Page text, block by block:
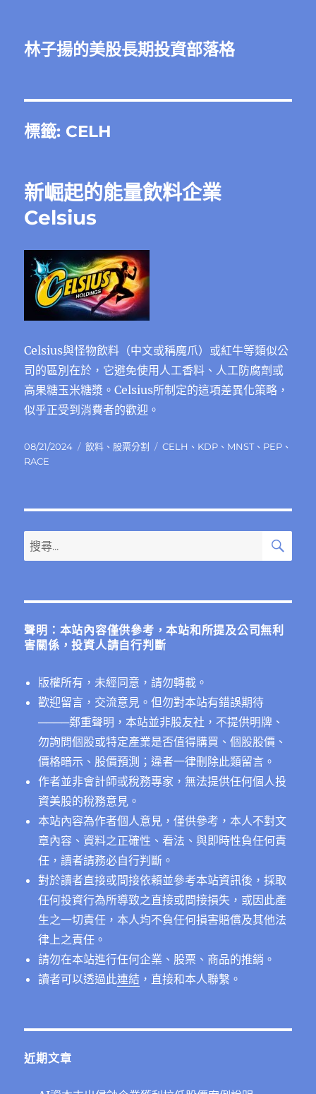
林子揚的美股長期投資部落格
標籤: CELH
新崛起的能量飲料企業
Celsius
Celsius與怪物飲料（中文或稱魔爪）或紅牛等類似公
司的區別在於，它避免使用人工香料、人工防腐劑或
高果糖玉米糖漿。Celsius所制定的這項差異​​化策略，
似乎正受到消費者的歡迎。
發
佈
08/21/2024
分
飲料 、 股票分割
標
CELH 、 KDP 、 MNST、 PEP 、
RACE
搜
尋
鍵
搜
聲明：本站內容僅供參考，本站和所提及公司無利
害關係，投資人請自行判斷
版權所有，未經同意，請勿轉載。
歡迎留言，交流意見。但勿對本站有錯誤期待
────鄭重聲明，本站並非股友社，不提供明牌、
勿詢問個股或特定產業是否值得購買、個股股價、
價格暗示、股價預測；違者一律刪除此類留言。
作者並非會計師或稅務專家，無法提供任何個人投
資美股的稅務意見。
本站內容為作者個人意見，僅供參考，本人不對文
章內容、資料之正確性、看法、與即時性負任何責
任，讀者請務必自行判斷。
對於讀者直接或間接依賴並參考本站資訊後，採取
任何投資行為所導致之直接或間接損失，或因此產
生之一切責任，本人均不負任何損害賠償及其他法
律上之責任。
請勿在本站進行任何企業、股票、商品的推銷。
讀者可以透過此連結 ，直接和本人聯繫。
近期文章